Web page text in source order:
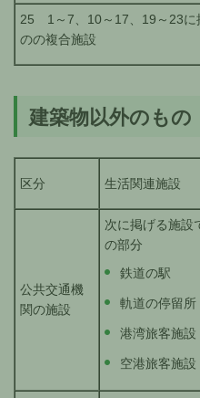
25 1～7、10～17、19～23に
のの複合施設
建築物以外のもの
区分 生活関連施設
公共交通機
関の施設
次に掲げる施設
の部分
鉄道の駅
軌道の停留所
港湾旅客施設
空港旅客施設